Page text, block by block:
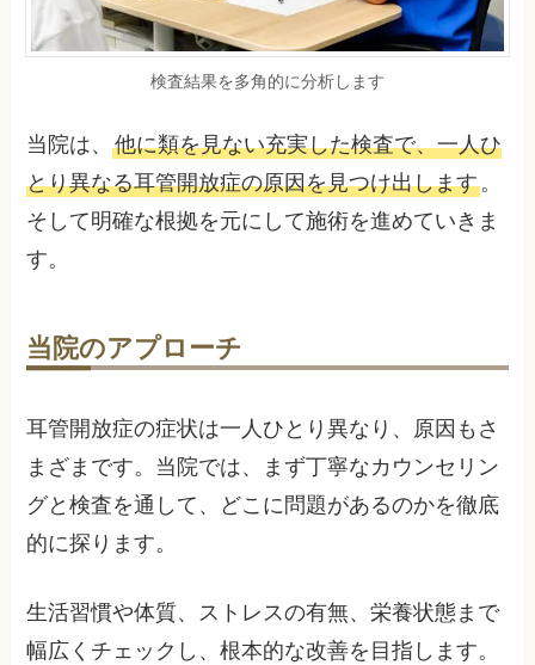
検査結果を多角的に分析します
当院は、他に類を見ない充実した検査で、一人ひ
とり異なる耳管開放症の原因を見つけ出します。
そして明確な根拠を元にして施術を進めていきま
す。
当院のアプローチ
耳管開放症の症状は一人ひとり異なり、原因もさ
まざまです。当院では、まず丁寧なカウンセリン
グと検査を通して、どこに問題があるのかを徹底
的に探ります。
生活習慣や体質、ストレスの有無、栄養状態まで
幅広くチェックし、根本的な改善を目指します。